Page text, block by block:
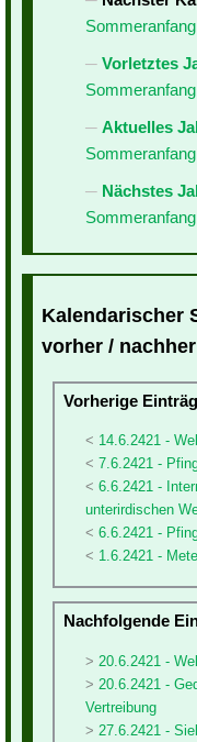
Vorletztes
Aktuelles
Nächstes
Kalendarischer
vorher /
Vorherige
14.6.2421 -
7.6.2421 -
6.6.2421 -
unterirdischen
6.6.2421 -
1.6.2421 -
Nachfolgende
20.6.2421 -
20.6.2421 -
Vertreibung
27.6.2421 -